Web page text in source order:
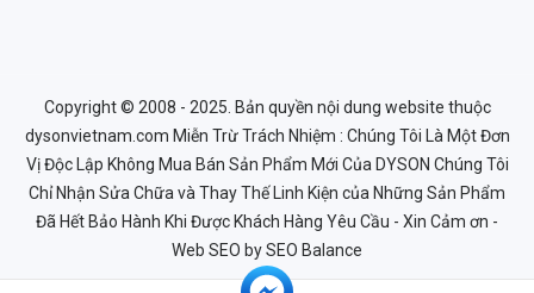
Copyright © 2008 - 2025. Bản quyền nội dung website thuộc
dysonvietnam.com Miễn Trừ Trách Nhiệm : Chúng Tôi Là Một Đơn
Vị Độc Lập Không Mua Bán Sản Phẩm Mới Của DYSON Chúng Tôi
Chỉ Nhận Sửa Chữa và Thay Thế Linh Kiện của Những Sản Phẩm
Đã Hết Bảo Hành Khi Được Khách Hàng Yêu Cầu - Xin Cảm ơn -
Web SEO by SEO Balance